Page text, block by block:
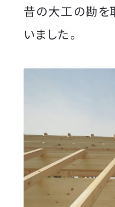
昔の大工の勘を
いました。